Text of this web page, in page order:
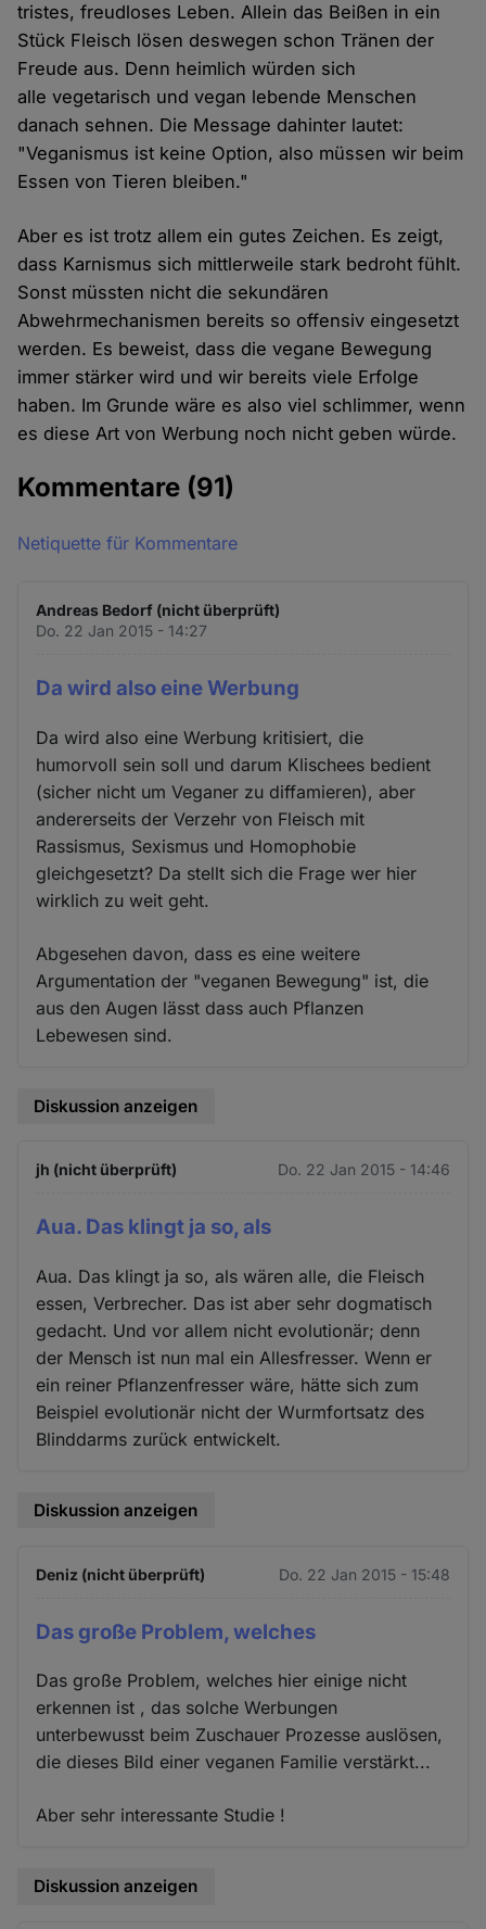
tristes, freudloses Leben. Allein das Beißen in ein
Stück Fleisch lösen deswegen schon Tränen der
Freude aus. Denn heimlich würden sich
alle vegetarisch und vegan lebende Menschen
danach sehnen. Die Message dahinter lautet:
"Veganismus ist keine Option, also müssen wir beim
Essen von Tieren bleiben."
Aber es ist trotz allem ein gutes Zeichen. Es zeigt,
dass Karnismus sich mittlerweile stark bedroht fühlt.
Sonst müssten nicht die sekundären
Abwehrmechanismen bereits so offensiv eingesetzt
werden. Es beweist, dass die vegane Bewegung
immer stärker wird und wir bereits viele Erfolge
haben. Im Grunde wäre es also viel schlimmer, wenn
es diese Art von Werbung noch nicht geben würde.
Kommentare (91)
Netiquette für Kommentare
Andreas Bedorf (nicht überprüft)
Do. 22 Jan 2015 - 14:27
Da wird also eine Werbung
Da wird also eine Werbung kritisiert, die
humorvoll sein soll und darum Klischees bedient
(sicher nicht um Veganer zu diffamieren), aber
andererseits der Verzehr von Fleisch mit
Rassismus, Sexismus und Homophobie
gleichgesetzt? Da stellt sich die Frage wer hier
wirklich zu weit geht.
Abgesehen davon, dass es eine weitere
Argumentation der "veganen Bewegung" ist, die
aus den Augen lässt dass auch Pflanzen
Lebewesen sind.
Diskussion anzeigen
jh (nicht überprüft) Do. 22 Jan 2015 - 14:46
Aua. Das klingt ja so, als
Aua. Das klingt ja so, als wären alle, die Fleisch
essen, Verbrecher. Das ist aber sehr dogmatisch
gedacht. Und vor allem nicht evolutionär; denn
der Mensch ist nun mal ein Allesfresser. Wenn er
ein reiner Pflanzenfresser wäre, hätte sich zum
Beispiel evolutionär nicht der Wurmfortsatz des
Blinddarms zurück entwickelt.
Diskussion anzeigen
Deniz (nicht überprüft) Do. 22 Jan 2015 - 15:48
Das große Problem, welches
Das große Problem, welches hier einige nicht
erkennen ist , das solche Werbungen
unterbewusst beim Zuschauer Prozesse auslösen,
die dieses Bild einer veganen Familie verstärkt...
Aber sehr interessante Studie !
Diskussion anzeigen